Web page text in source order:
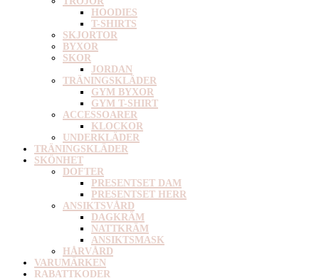
HOODIES
T-SHIRTS
SKJORTOR
BYXOR
SKOR
JORDAN
TRÄNINGSKLÄDER
GYM BYXOR
GYM T-SHIRT
ACCESSOARER
KLOCKOR
UNDERKLÄDER
TRÄNINGSKLÄDER
SKÖNHET
DOFTER
PRESENTSET DAM
PRESENTSET HERR
ANSIKTSVÅRD
DAGKRÄM
NATTKRÄM
ANSIKTSMASK
HÅRVÅRD
VARUMÄRKEN
RABATTKODER